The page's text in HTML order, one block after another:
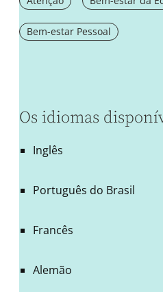
Bem-estar Pessoal
Os idiomas
Inglês
Português do Brasil
Francês
Alemão